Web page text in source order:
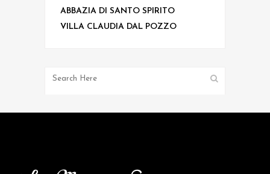
ABBAZIA DI SANTO SPIRITO
VILLA CLAUDIA DAL POZZO